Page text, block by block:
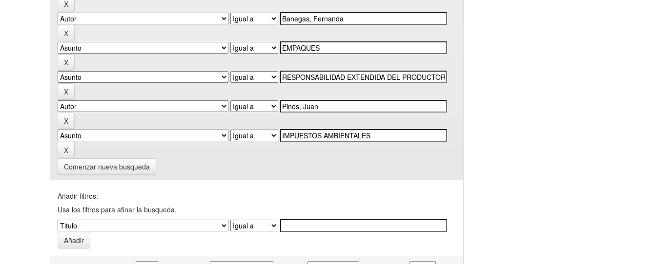
Comenzar nueva busqueda
Añadir filtros:
Usa los filtros para afinar la busqueda.